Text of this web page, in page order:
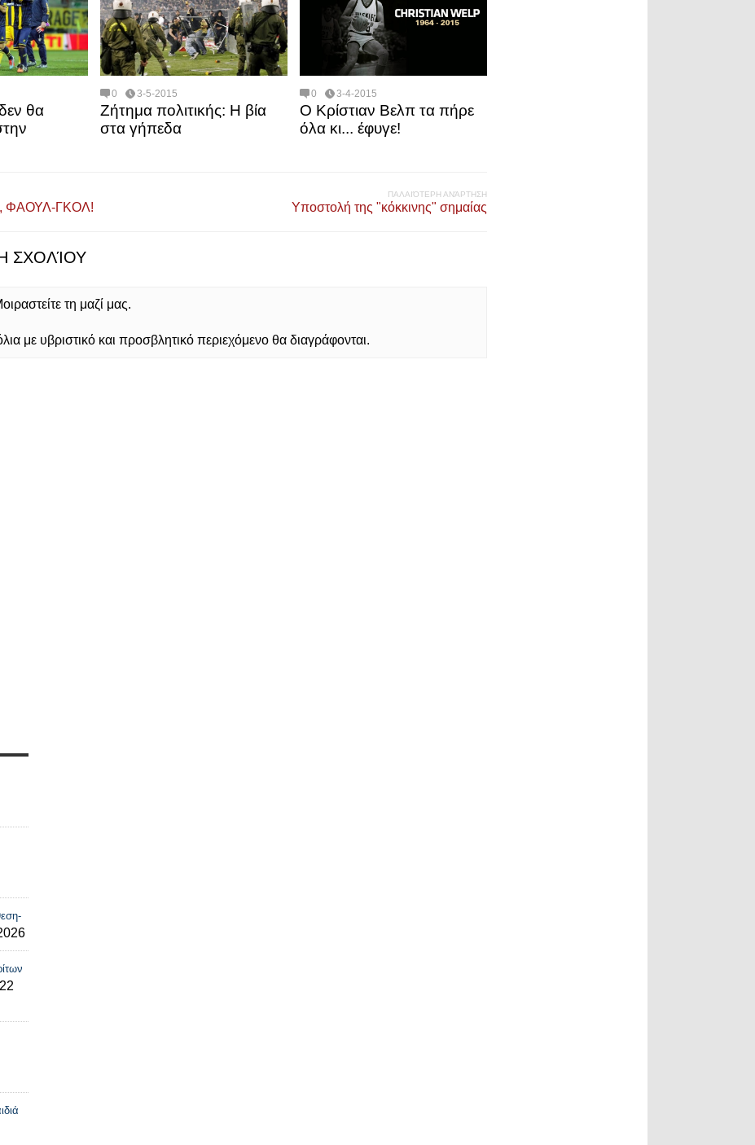
θα
0 3-5-2015
Ζήτημα πολιτικής: Η βία
στα γήπεδα
0 3-4-2015
Ο Κρίστιαν Βελπ τα πήρε
όλα κι... έφυγε!
ΦΑΟΥΛ-ΓΚΟΛ!
ΠΑΛΑΙΌΤΕΡΗ ΑΝΆΡΤΗΣΗ
Υποστολή της "κόκκινης" σημαίας
ΣΧΟΛΊΟΥ
τη μαζί μας.
με υβριστικό και προσβλητικό περιεχόμενο θα διαγράφονται.
Widget